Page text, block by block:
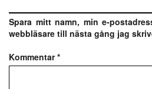
Spara mitt namn, min e-
webbläsare till nästa gång jag
Kommentar*